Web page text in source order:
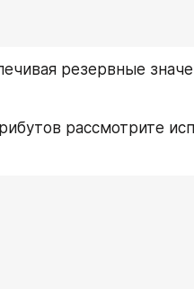
резервные
рассмотрите